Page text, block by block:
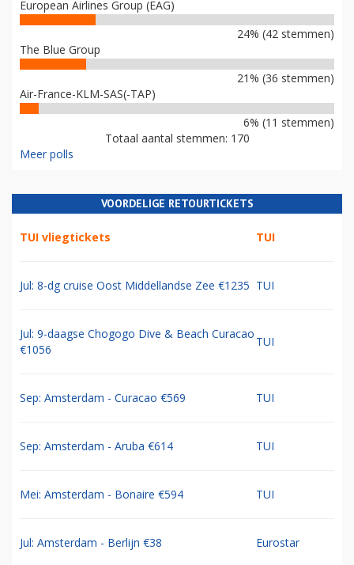
European Airlines Group (EAG)
24% (42 stemmen)
The Blue Group
21% (36 stemmen)
Air-France-KLM-SAS(-TAP)
6% (11 stemmen)
Totaal aantal stemmen: 170
Meer polls
VOORDELIGE RETOURTICKETS
TUI vliegtickets TUI
Jul: 8-dg cruise Oost Middellandse Zee €1235 TUI
Jul: 9-daagse Chogogo Dive & Beach Curacao
€1056
TUI
Sep: Amsterdam - Curacao €569 TUI
Sep: Amsterdam - Aruba €614 TUI
Mei: Amsterdam - Bonaire €594 TUI
Jul: Amsterdam - Berlijn €38 Eurostar